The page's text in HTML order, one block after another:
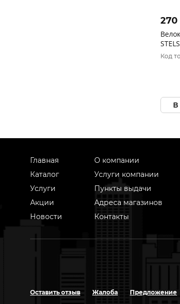
270
Код
В
Главная
Каталог
Услуги
Акции
Новости
О компании
Услуги компании
Пункты выдачи
Адреса магазинов
Контакты
Оставить отзыв Жалоба Предложение